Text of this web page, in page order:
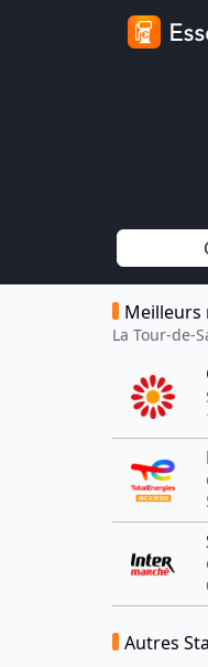
Meilleurs
La Tour-de-
Autres